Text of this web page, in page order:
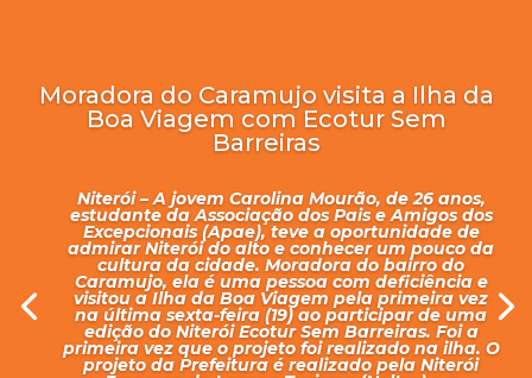
Moradora do Caramujo visita a Ilha da
Boa Viagem com Ecotur Sem
Barreiras
Niterói – A jovem Carolina Mourão, de 26 anos,
estudante da Associação dos Pais e Amigos dos
Excepcionais (Apae), teve a oportunidade de
admirar Niterói do alto e conhecer um pouco da
cultura da cidade. Moradora do bairro do
Caramujo, ela é uma pessoa com deficiência e
visitou a Ilha da Boa Viagem pela primeira vez
na última sexta-feira (19) ao participar de uma
edição do Niterói Ecotur Sem Barreiras. Foi a
primeira vez que o projeto foi realizado na ilha. O
projeto da Prefeitura é realizado pela Niterói